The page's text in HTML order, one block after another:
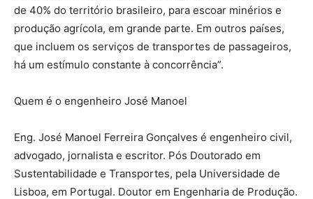
de 40% do território brasileiro, para escoar minérios e
produção agrícola, em grande parte. Em outros países,
que incluem os serviços de transportes de passageiros,
há um estímulo constante à concorrência”.
Quem é o engenheiro José Manoel
Eng. José Manoel Ferreira Gonçalves é engenheiro civil,
advogado, jornalista e escritor. Pós Doutorado em
Sustentabilidade e Transportes, pela Universidade de
Lisboa, em Portugal. Doutor em Engenharia de Produção.